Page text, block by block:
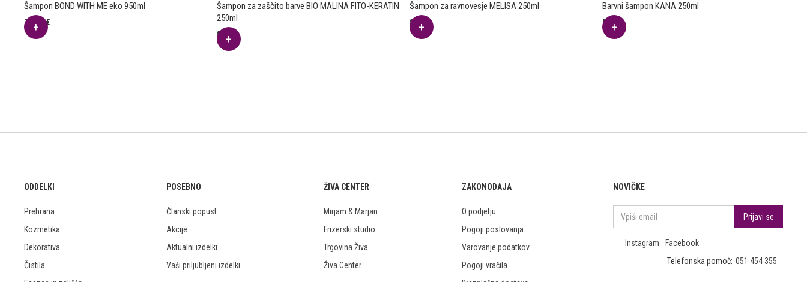
Šampon BOND WITH ME eko 950ml
14.97€
Šampon za zaščito barve BIO MALINA FITO-KERATIN
250ml
9.11
€
Šampon za ravnovesje MELISA 250ml
9.11
€
Barvni šampon KANA 250ml
9.56
€
ODDELKI
Prehrana
Kozmetika
Dekorativa
Čistila
POSEBNO
Članski popust
Akcije
Aktualni izdelki
Vaši priljubljeni izdelki
ŽIVA CENTER
Mirjam & Marjan
Frizerski studio
Trgovina Živa
Živa Center
ZAKONODAJA
O podjetju
Pogoji poslovanja
Varovanje podatkov
Pogoji vračila
NOVIČKE
Instagram
Facebook
Telefonska pomoč: 051 454 355